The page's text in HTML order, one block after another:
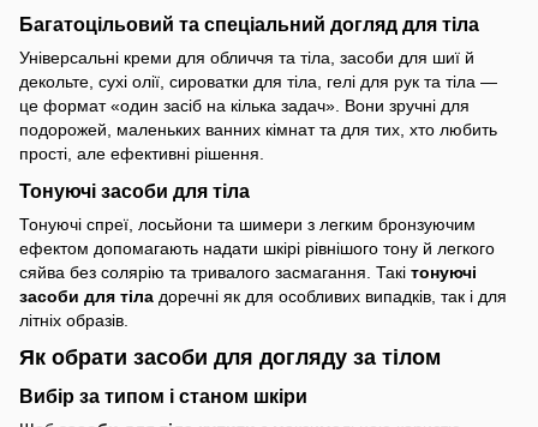
Багатоцільовий та спеціальний догляд для тіла
Універсальні креми для обличчя та тіла, засоби для шиї й
декольте, сухі олії, сироватки для тіла, гелі для рук та тіла —
це формат «один засіб на кілька задач». Вони зручні для
подорожей, маленьких ванних кімнат та для тих, хто любить
прості, але ефективні рішення.
Тонуючі засоби для тіла
Тонуючі спреї, лосьйони та шимери з легким бронзуючим
ефектом допомагають надати шкірі рівнішого тону й легкого
сяйва без солярію та тривалого засмагання. Такі тонуючі
засоби для тіла доречні як для особливих випадків, так і для
літніх образів.
Як обрати засоби для догляду за тілом
Вибір за типом і станом шкіри